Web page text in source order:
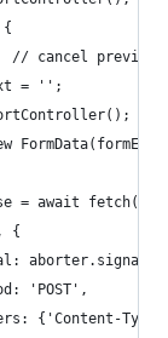
// cancel
= '';
= await fetch(
{
aborter.signal,
'POST',
{'Content-